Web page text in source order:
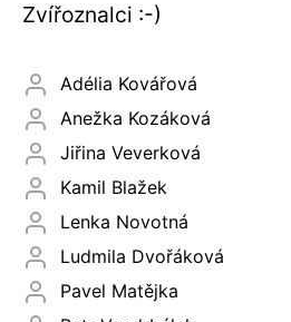
Zvířoznalci :-)
Adélia Kovářová
Anežka Kozáková
Jiřina Veverková
Kamil Blažek
Lenka Novotná
Ludmila Dvořáková
Pavel Matějka